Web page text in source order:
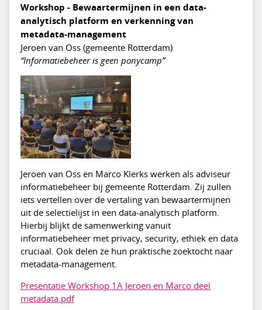
Workshop - Bewaartermijnen in een data-
analytisch platform en verkenning van
metadata-management
Jeroen van Oss (gemeente Rotterdam)
“Informatiebeheer is geen ponycamp”
Jeroen van Oss en Marco Klerks werken als adviseur
informatiebeheer bij gemeente Rotterdam. Zij zullen
iets vertellen over de vertaling van bewaartermijnen
uit de selectielijst in een data-analytisch platform.
Hierbij blijkt de samenwerking vanuit
informatiebeheer met privacy, security, ethiek en data
cruciaal. Ook delen ze hun praktische zoektocht naar
metadata-management.
Presentatie Workshop 1A Jeroen en Marco deel
metadata.pdf